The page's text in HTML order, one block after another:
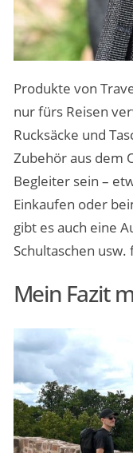
Produkte von
nur fürs Reisen
Rucksäcke und
Zubehör aus dem
Begleiter sein –
Einkaufen oder
gibt es auch eine
Schultaschen
Mein Fazit